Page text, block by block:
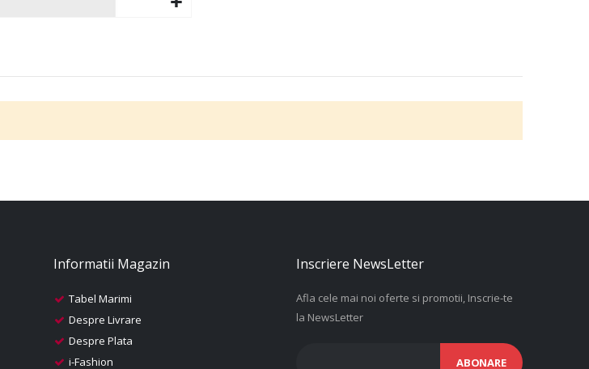
Informatii Magazin
Tabel Marimi
Despre Livrare
Despre Plata
i-Fashion
Inscriere NewsLetter
Afla cele mai noi oferte si promotii, Inscrie-te
la NewsLetter
ABONARE